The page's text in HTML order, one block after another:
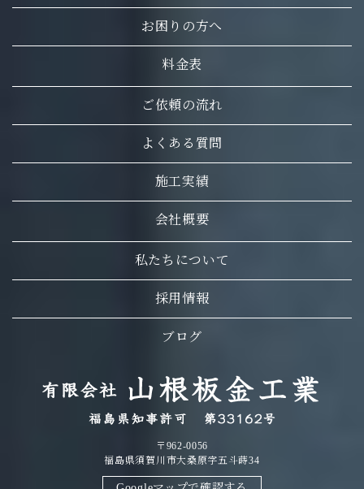
お困りの方へ
料金表
ご依頼の流れ
よくある質問
施工実績
会社概要
私たちについて
採用情報
ブログ
〒962-0056
福島県須賀川市大桑原字五斗蒔34